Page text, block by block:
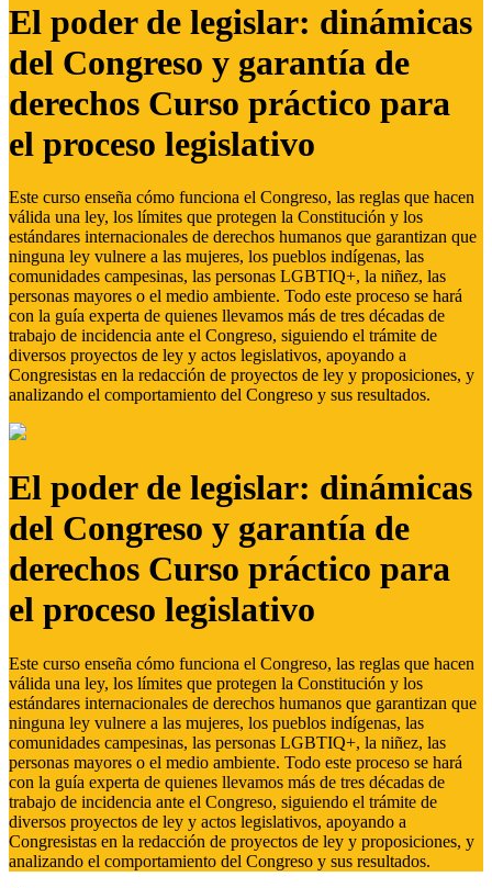
El poder de legislar: dinámicas
del Congreso y garantía de
derechos Curso práctico para
el proceso legislativo
Este curso enseña cómo funciona el Congreso, las reglas que hacen
válida una ley, los límites que protegen la Constitución y los
estándares internacionales de derechos humanos que garantizan que
ninguna ley vulnere a las mujeres, los pueblos indígenas, las
comunidades campesinas, las personas LGBTIQ+, la niñez, las
personas mayores o el medio ambiente. Todo este proceso se hará
con la guía experta de quienes llevamos más de tres décadas de
trabajo de incidencia ante el Congreso, siguiendo el trámite de
diversos proyectos de ley y actos legislativos, apoyando a
Congresistas en la redacción de proyectos de ley y proposiciones, y
analizando el comportamiento del Congreso y sus resultados.
El poder de legislar: dinámicas
del Congreso y garantía de
derechos Curso práctico para
el proceso legislativo
Este curso enseña cómo funciona el Congreso, las reglas que hacen
válida una ley, los límites que protegen la Constitución y los
estándares internacionales de derechos humanos que garantizan que
ninguna ley vulnere a las mujeres, los pueblos indígenas, las
comunidades campesinas, las personas LGBTIQ+, la niñez, las
personas mayores o el medio ambiente. Todo este proceso se hará
con la guía experta de quienes llevamos más de tres décadas de
trabajo de incidencia ante el Congreso, siguiendo el trámite de
diversos proyectos de ley y actos legislativos, apoyando a
Congresistas en la redacción de proyectos de ley y proposiciones, y
analizando el comportamiento del Congreso y sus resultados.